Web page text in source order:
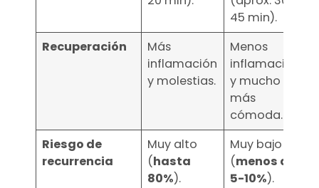
45 min).
Recuperación
Más
inflamación
y molestias.
Menos
inflamación
y mucho
más
cómoda.
Riesgo de
recurrencia
Muy alto
(hasta
80%).
Muy bajo
(menos del
5-10%).